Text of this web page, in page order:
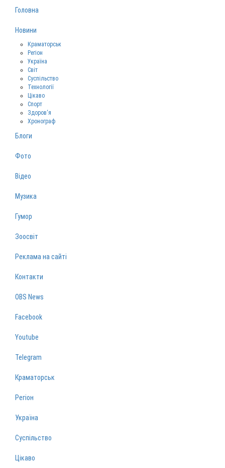
Головна
Новини
Краматорськ
Регіон
Україна
Світ
Суспільство
Технології
Цікаво
Спорт
Здоров‘я
Хронограф
Блоги
Фото
Відео
Музика
Гумор
Зоосвіт
Реклама на сайті
Контакти
OBS News
Facebook
Youtube
Telegram
Краматорськ
Регіон
Україна
Суспільство
Цікаво